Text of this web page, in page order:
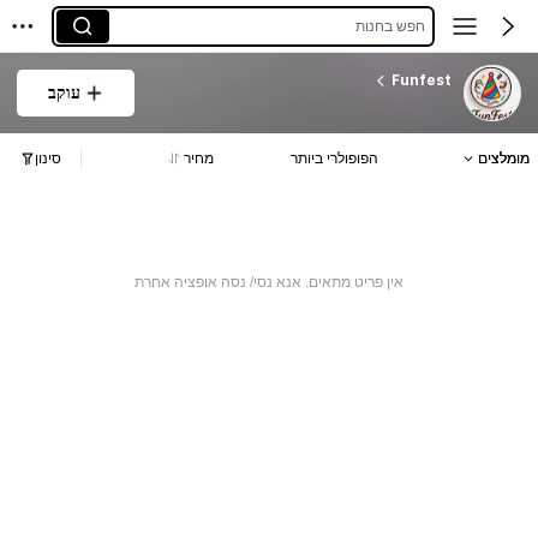
חפש בחנות
Funfest
עוקב
מומלצים הפופולרי ביותר מחיר סינון
אין פריט מתאים. אנא נסי/ נסה אופציה אחרת